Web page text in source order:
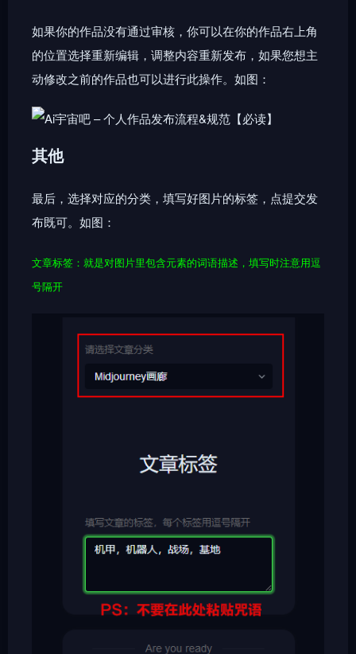
如果你的作品没有通过审核，你可以在你的作品右上角
的位置选择重新编辑，调整内容重新发布，如果您想主
动修改之前的作品也可以进行此操作。如图：
其他
最后，选择对应的分类，填写好图片的标签，点提交发
布既可。如图：
文章标签：就是对图片里包含元素的词语描述，填写时注意用逗
号隔开